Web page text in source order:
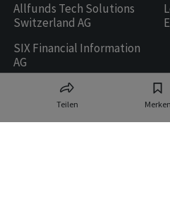
Teilen Merken
Allfunds Tech Solutions
Switzerland AG
SIX Financial Information
AG